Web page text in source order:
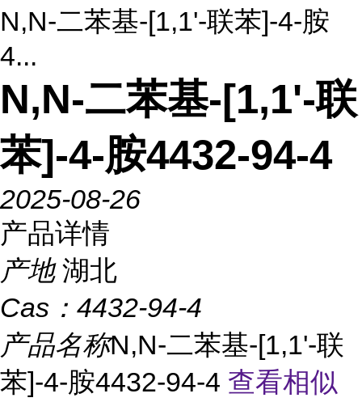
N,N-二苯基-[1,1'-联苯]-4-胺
4...
N,N-二苯基-[1,1'-联
苯]-4-胺4432-94-4
2025-08-26
产品详情
产地 湖北
Cas： 4432-94-4
产品名称N,N-二苯基-[1,1'-联
苯]-4-胺4432-94-4 查看相似